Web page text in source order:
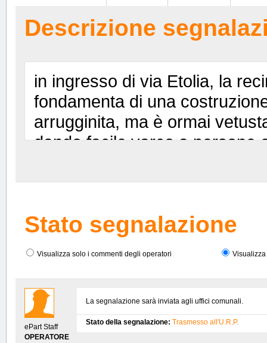
Descrizione
in ingresso di via Etolia, la
fondamenta di una
arrugginita, ma è ormai
dando facile varco a persone
abbandonata in cui gli alberi
potrebbe causare serio
Stato segnalazione
Visualizza solo i commenti degli operatori Visualizza
ePart Staff
OPERATORE
La segnalazione sarà inviata agli uffici comunali.
Stato della segnalazione: Trasmesso all'U.R.P.